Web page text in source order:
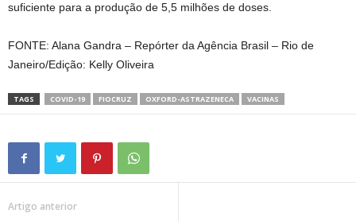
suficiente para a produção de 5,5 milhões de doses.
FONTE: Alana Gandra – Repórter da Agência Brasil – Rio de
Janeiro/Edição: Kelly Oliveira
TAGS COVID-19 FIOCRUZ OXFORD-ASTRAZENECA VACINAS
Artigo anterior